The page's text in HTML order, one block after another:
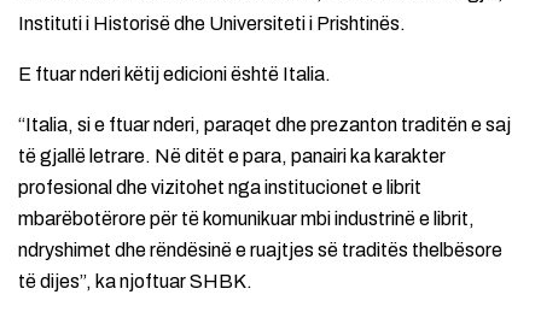
Instituti i Historisë dhe Universiteti i Prishtinës.
E ftuar nderi këtij edicioni është Italia.
“Italia, si e ftuar nderi, paraqet dhe prezanton traditën e saj
të gjallë letrare. Në ditët e para, panairi ka karakter
profesional dhe vizitohet nga institucionet e librit
mbarëbotërore për të komunikuar mbi industrinë e librit,
ndryshimet dhe rëndësinë e ruajtjes së traditës thelbësore
të dijes”, ka njoftuar SHBK.